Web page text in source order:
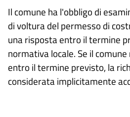
Il comune ha l'obbligo di
di voltura del permesso di
una risposta entro il termine
normativa locale. Se il
entro il termine previsto, la
considerata implicitamente